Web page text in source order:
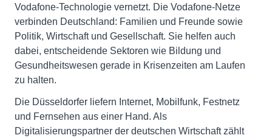
Vodafone-Technologie vernetzt. Die Vodafone-Netze
verbinden Deutschland: Familien und Freunde sowie
Politik, Wirtschaft und Gesellschaft. Sie helfen auch
dabei, entscheidende Sektoren wie Bildung und
Gesundheitswesen gerade in Krisenzeiten am Laufen
zu halten.
Die Düsseldorfer liefern Internet, Mobilfunk, Festnetz
und Fernsehen aus einer Hand. Als
Digitalisierungspartner der deutschen Wirtschaft zählt